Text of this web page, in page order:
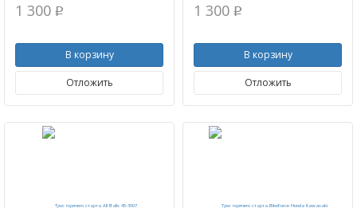
1 300 p
В корзину
Отложить
1 300 p
В корзину
Отложить